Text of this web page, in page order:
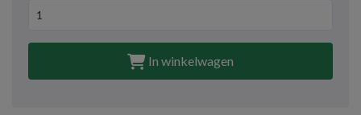
In winkelwagen